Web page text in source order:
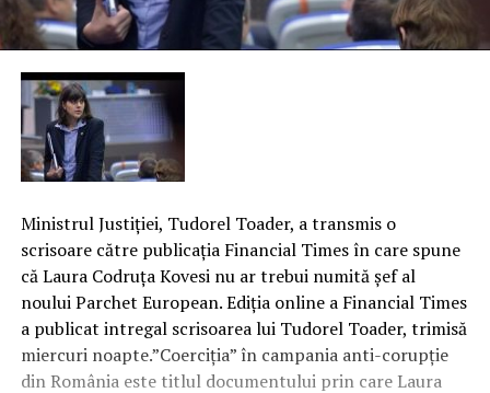
Ministrul Justiţiei, Tudorel Toader, a transmis o
scrisoare către publicaţia Financial Times în care spune
că Laura Codruţa Kovesi nu ar trebui numită şef al
noului Parchet European. Ediţia online a Financial Times
a publicat intregal scrisoarea lui Tudorel Toader, trimisă
miercuri noapte.”Coerciţia” în campania anti-corupţie
din România este titlul documentului prin care Laura